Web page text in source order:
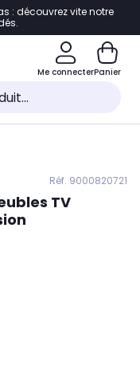
: découvrez vite notre
Me connecterPanier
Réf. 9000820721
TV